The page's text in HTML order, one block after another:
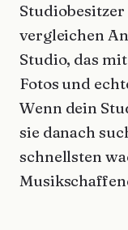
vergleichen
Studio, das
Fotos und
Wenn dein
sie danach
schnellsten